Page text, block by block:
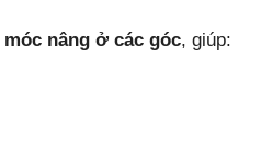
móc nâng ở các góc, giúp: